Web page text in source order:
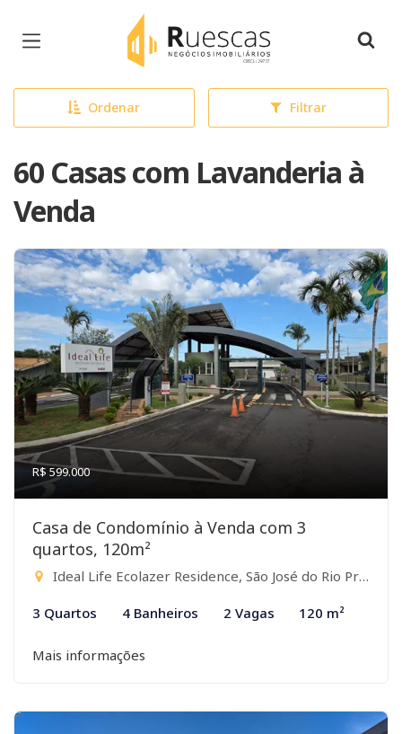
Página inicial
Ordenar Filtrar
60 Casas com Lavanderia à
Venda
R$ 599.000
Casa de Condomínio à Venda com 3
quartos, 120m²
Ideal Life Ecolazer Residence, São José do Rio Preto-SP
3 Quartos 4 Banheiros 2 Vagas 120 m²
Mais informações